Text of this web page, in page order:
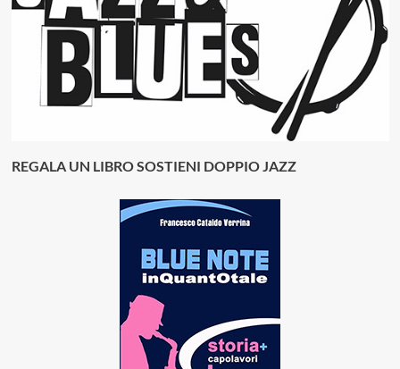
REGALA UN LIBRO SOSTIENI DOPPIO JAZZ